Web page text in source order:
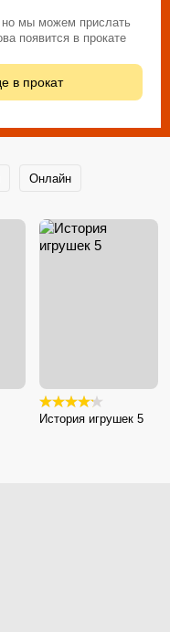
мы можем прислать
появится в прокате
в прокат
Онлайн
История игрушек 5